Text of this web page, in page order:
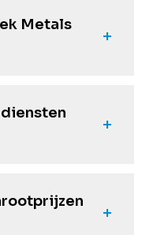
Metals